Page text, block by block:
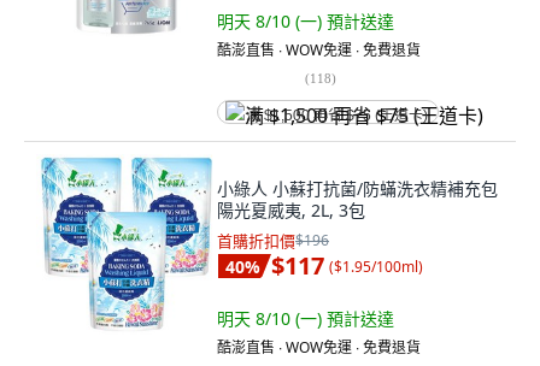
明天 8/10 (一) 預計送達
酷澎直售 ∙ WOW免運 ∙ 免費退貨
(118)
满 $1,500 再省 $75 (王道卡)
小綠人 小蘇打抗菌/防蟎洗衣精補充包
陽光夏威夷, 2L, 3包
首購折扣價$196
40% $117 ($1.95/100ml)
明天 8/10 (一) 預計送達
酷澎直售 ∙ WOW免運 ∙ 免費退貨